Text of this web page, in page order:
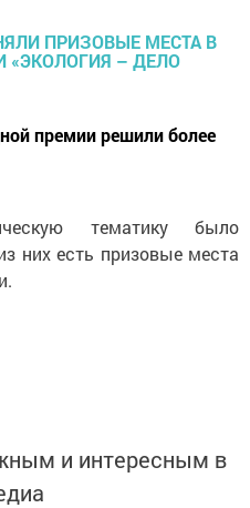
премии решили более
тематику было
них есть призовые места
и интересным в